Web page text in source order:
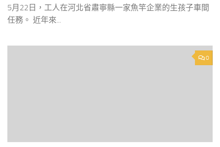
5月22日，工人在河北省肅寧縣一家魚竿企業的生孩子車間
任務。 近年來...
0